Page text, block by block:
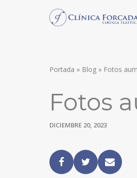
LÁSER CO2
MESOTERAPIA
Portada » Blog » Fotos
Fotos
DICIEMBRE 20, 2023